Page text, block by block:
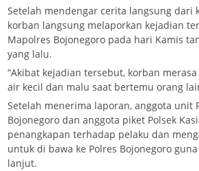
Setelah mendengar cerita langsung dari
korban langsung melaporkan kejadian
Mapolres Bojonegoro pada hari Kamis
yang lalu.
“Akibat kejadian tersebut, korban
air kecil dan malu saat bertemu orang
Setelah menerima laporan, anggota unit
Bojonegoro dan anggota piket Polsek
penangkapan terhadap pelaku dan
untuk di bawa ke Polres Bojonegoro
lanjut.